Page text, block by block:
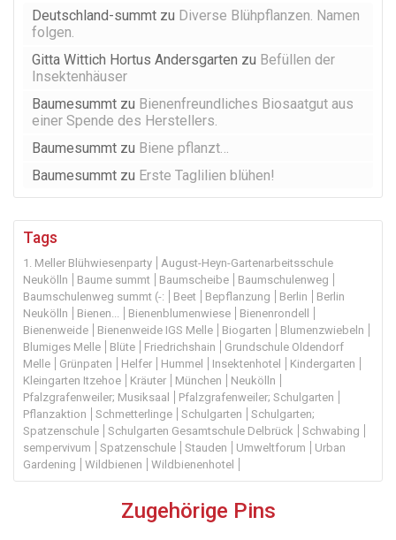
Deutschland-summt zu Diverse Blühpflanzen. Namen
folgen.
Gitta Wittich Hortus Andersgarten zu Befüllen der
Insektenhäuser
Baumesummt zu Bienenfreundliches Biosaatgut aus
einer Spende des Herstellers.
Baumesummt zu Biene pflanzt…
Baumesummt zu Erste Taglilien blühen!
Tags
1. Meller Blühwiesenparty
August-Heyn-Gartenarbeitsschule
Neukölln
Baume summt Baumscheibe
Baumschulenweg
Baumschulenweg summt (-:
Beet Bepflanzung Berlin
Berlin
Neukölln
Bienen... Bienenblumenwiese
Bienenrondell
Bienenweide
Bienenweide IGS Melle Biogarten
Blumenzwiebeln
Blumiges Melle
Blüte Friedrichshain
Grundschule Oldendorf
Melle
Grünpaten Helfer Hummel Insektenhotel
Kindergarten
Kleingarten Itzehoe
Kräuter München
Neukölln
Pfalzgrafenweiler; Musiksaal
Pfalzgrafenweiler; Schulgarten
Pflanzaktion
Schmetterlinge Schulgarten
Schulgarten;
Spatzenschule
Schulgarten Gesamtschule Delbrück
Schwabing
sempervivum
Spatzenschule Stauden Umweltforum
Urban
Gardening
Wildbienen Wildbienenhotel
Zugehörige Pins